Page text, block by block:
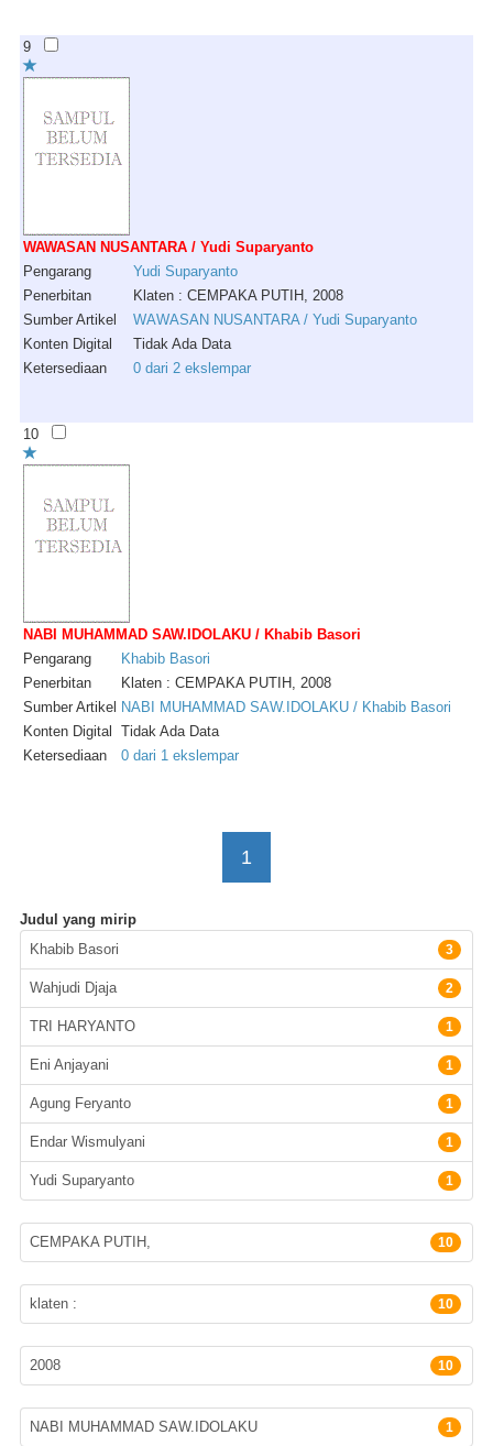
9
WAWASAN NUSANTARA / Yudi Suparyanto
Pengarang
Yudi Suparyanto
Penerbitan
Klaten : CEMPAKA PUTIH, 2008
Sumber Artikel
WAWASAN NUSANTARA / Yudi Suparyanto
Konten Digital
Tidak Ada Data
Ketersediaan
0 dari 2 ekslempar
10
NABI MUHAMMAD SAW.IDOLAKU / Khabib Basori
Pengarang
Khabib Basori
Penerbitan
Klaten : CEMPAKA PUTIH, 2008
Sumber Artikel NABI MUHAMMAD SAW.IDOLAKU / Khabib Basori
Konten Digital
Tidak Ada Data
Ketersediaan
0 dari 1 ekslempar
1
Judul yang mirip
Pengarang
Khabib Basori 3
Wahjudi Djaja 2
TRI HARYANTO 1
Eni Anjayani 1
Agung Feryanto 1
Endar Wismulyani 1
Yudi Suparyanto 1
Penerbit
CEMPAKA PUTIH, 10
Lokasi Terbit
klaten : 10
Tahun terbit
2008 10
Subyek
NABI MUHAMMAD SAW.IDOLAKU 1